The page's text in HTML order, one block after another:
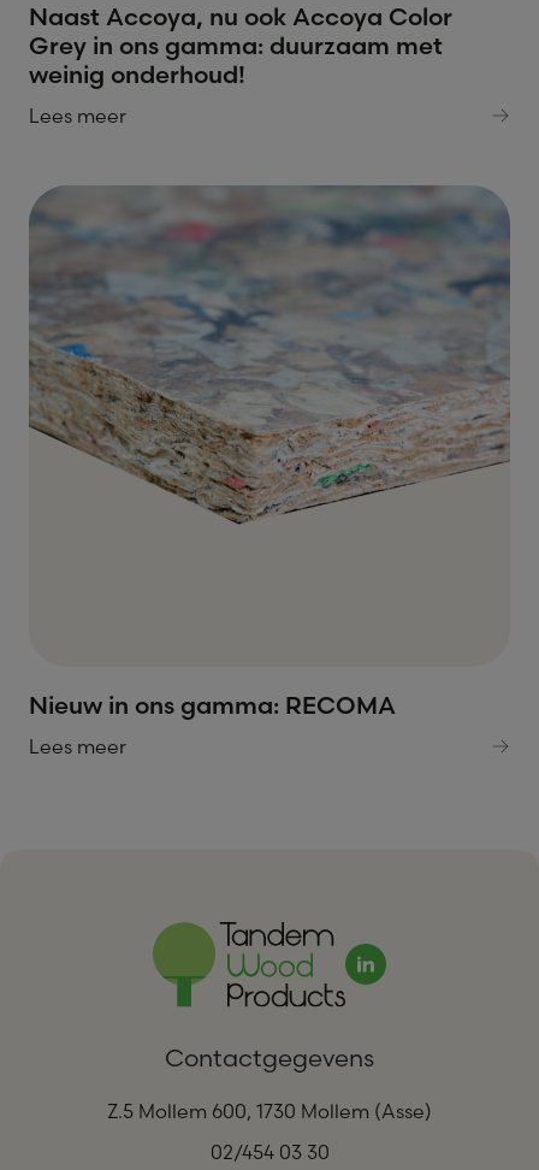
Naast Accoya, nu ook Accoya Color
Grey in ons gamma: duurzaam met
weinig onderhoud!
Lees meer
Nieuw in ons gamma: RECOMA
Lees meer
Contactgegevens
Z.5 Mollem 600, 1730 Mollem (Asse)
02/454 03 30